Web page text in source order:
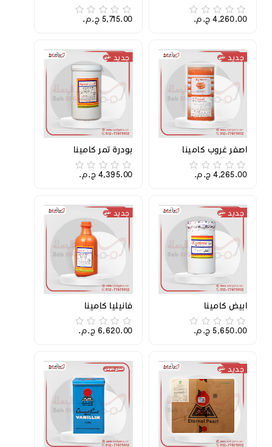
4,260.00 ج.م.‏ 5,715.00 ج.م.‏
جديد
اصفر غروب كامينا
4,265.00 ج.م.‏
جديد
بودرة تمر كامينا
4,395.00 ج.م.‏
جديد
ابيض كامينا
5,650.00 ج.م.‏
جديد
فانيليا كامينا
6,620.00 ج.م.‏
جديد